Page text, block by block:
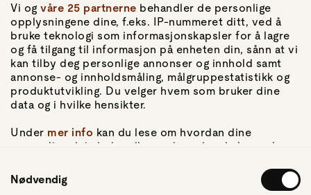
Vi og våre 25 partnerne behandler de personlige
opplysningene dine, f.eks. IP-nummeret ditt, ved å
bruke teknologi som informasjonskapsler for å lagre
og få tilgang til informasjon på enheten din, sånn at vi
kan tilby deg personlige annonser og innhold samt
annonse- og innholdsmåling, målgruppestatistikk og
produktutvikling. Du velger hvem som bruker dine
data og i hvilke hensikter.
Under mer info kan du lese om hvordan dine
personlige data behandles og hvordan du kan velge
trekke tilbake ditt samtykke fra erklæringen om
informasjonskapsler.
Nødvendig
Gå til forsiden
Om Hjem
Om oss
Kundeservice
Artikler
Personvern